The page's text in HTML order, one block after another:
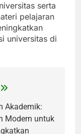
serta
pelajaran
universitas di
Akademik:
Modern untuk